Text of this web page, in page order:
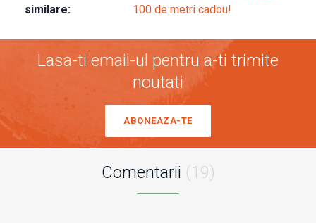
similare:
100 de metri cadou!
Lasa-ti email-ul pentru a-ti trimite
noutati
ABONEAZA-TE
Comentarii (19)